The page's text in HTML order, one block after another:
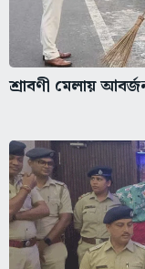
শ্রাবণী মেলায়